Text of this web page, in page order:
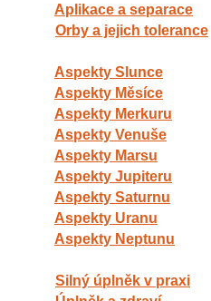
Aplikace a separace
Orby a jejich tolerance
Aspekty Slunce
Aspekty Měsíce
Aspekty Merkuru
Aspekty Venuše
Aspekty Marsu
Aspekty Jupiteru
Aspekty Saturnu
Aspekty Uranu
Aspekty Neptunu
Silný úplněk v praxi